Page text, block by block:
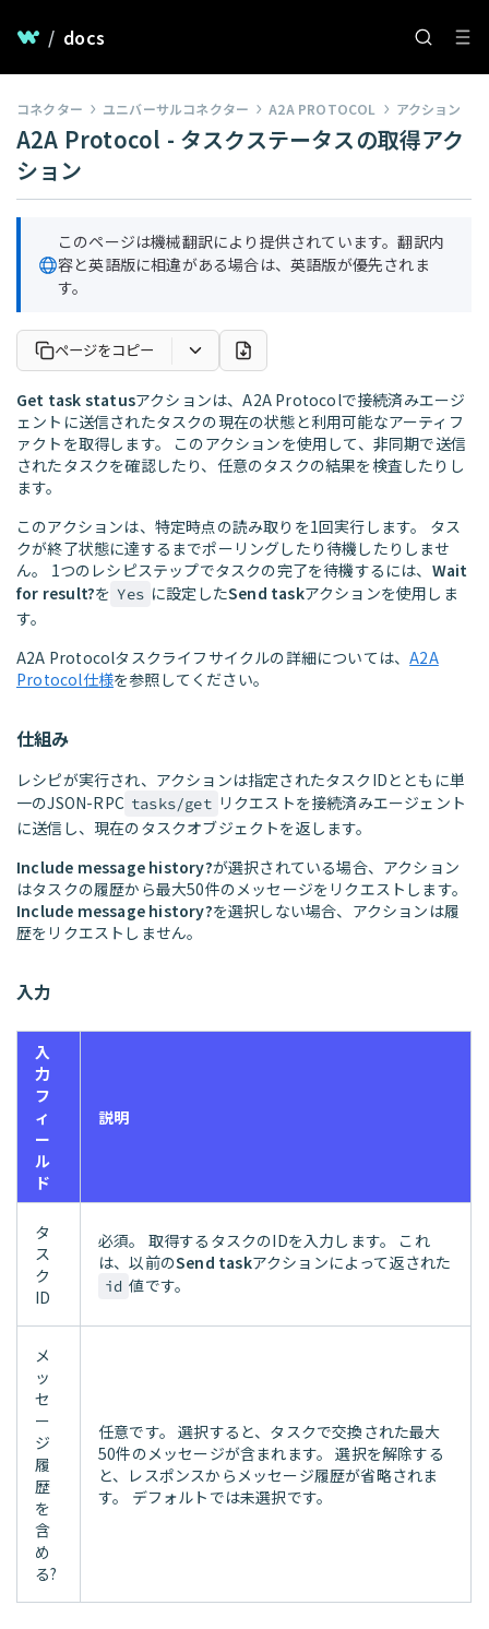
/ docs
コネクター ユニバーサルコネクター A2A PROTOCOL アクション
A2A Protocol - タスクステータスの取得アク
ション
このページは機械翻訳により提供されています。翻訳内
容と英語版に相違がある場合は、英語版が優先されま
す。
ページをコピー
Get task statusアクションは、A2A Protocolで接続済みエージ
ェントに送信されたタスクの現在の状態と利用可能なアーティフ
ァクトを取得します。 このアクションを使用して、非同期で送信
されたタスクを確認したり、任意のタスクの結果を検査したりし
ます。
このアクションは、特定時点の読み取りを1回実行します。 タス
クが終了状態に達するまでポーリングしたり待機したりしませ
ん。 1つのレシピステップでタスクの完了を待機するには、 Wait
for result?を Yes に設定したSend taskアクションを使用しま
す。
A2A Protocolタスクライフサイクルの詳細については、A2A
Protocol仕様を参照してください。
仕組み
レシピが実行され、アクションは指定されたタスクIDとともに単
一のJSON-RPC tasks/get リクエストを接続済みエージェント
に送信し、現在のタスクオブジェクトを返します。
Include message history?が選択されている場合、アクション
はタスクの履歴から最大50件のメッセージをリクエストします。
Include message history?を選択しない場合、アクションは履
歴をリクエストしません。
入力
入
力
フ
ィ
ー
ル
ド
説明
タ
ス
ク
ID
必須。 取得するタスクのIDを入力します。 これ
は、以前のSend taskアクションによって返された
id 値です。
メ
ッ
セ
ー
ジ
履
歴
を
含
め
る?
任意です。 選択すると、タスクで交換された最大
50件のメッセージが含まれます。 選択を解除する
と、レスポンスからメッセージ履歴が省略されま
す。 デフォルトでは未選択です。